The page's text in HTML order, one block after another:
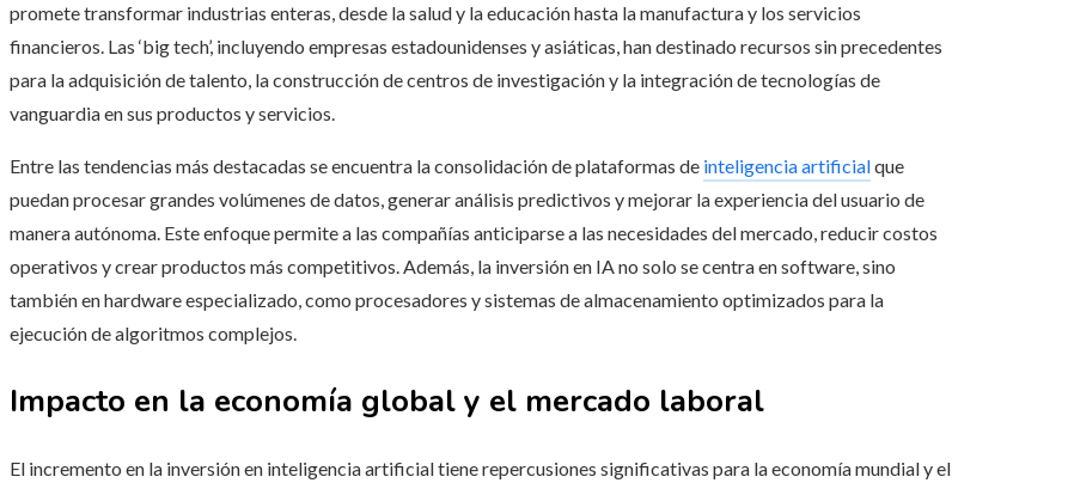
promete transformar industrias enteras, desde la salud y la educación hasta la manufactura y los servicios
financieros. Las ‘big tech’, incluyendo empresas estadounidenses y asiáticas, han destinado recursos sin precedentes
para la adquisición de talento, la construcción de centros de investigación y la integración de tecnologías de
vanguardia en sus productos y servicios.
Entre las tendencias más destacadas se encuentra la consolidación de plataformas de inteligencia artificialque
puedan procesar grandes volúmenes de datos, generar análisis predictivos y mejorar la experiencia del usuario de
manera autónoma. Este enfoque permite a las compañías anticiparse a las necesidades del mercado, reducir costos
operativos y crear productos más competitivos. Además, la inversión en IA no solo se centra en software, sino
también en hardware especializado, como procesadores y sistemas de almacenamiento optimizados para la
ejecución de algoritmos complejos.
Impacto en la economía global y el mercado laboral
El incremento en la inversión en inteligencia artificial tiene repercusiones significativas para la economía mundial y el